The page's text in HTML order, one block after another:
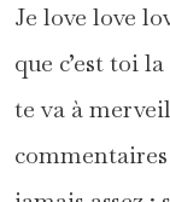
Je love love
que c’est toi
te va à